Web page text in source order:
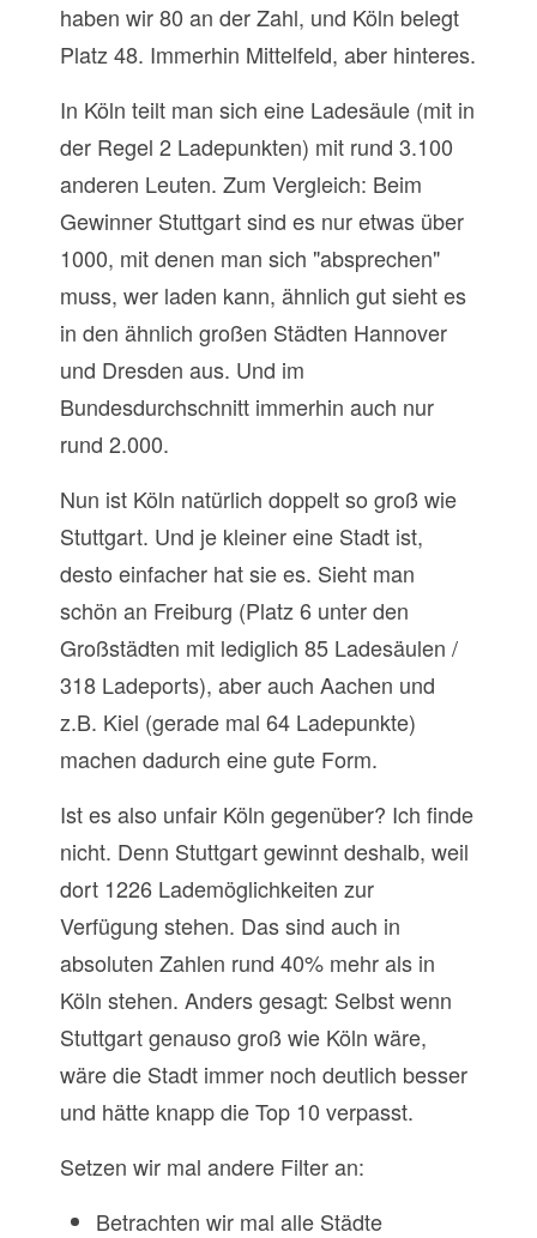
haben wir 80 an der Zahl, und Köln belegt
Platz 48. Immerhin Mittelfeld, aber hinteres.
In Köln teilt man sich eine Ladesäule (mit in
der Regel 2 Ladepunkten) mit rund 3.100
anderen Leuten. Zum Vergleich: Beim
Gewinner Stuttgart sind es nur etwas über
1000, mit denen man sich "absprechen"
muss, wer laden kann, ähnlich gut sieht es
in den ähnlich großen Städten Hannover
und Dresden aus. Und im
Bundesdurchschnitt immerhin auch nur
rund 2.000.
Nun ist Köln natürlich doppelt so groß wie
Stuttgart. Und je kleiner eine Stadt ist,
desto einfacher hat sie es. Sieht man
schön an Freiburg (Platz 6 unter den
Großstädten mit lediglich 85 Ladesäulen /
318 Ladeports), aber auch Aachen und
z.B. Kiel (gerade mal 64 Ladepunkte)
machen dadurch eine gute Form.
Ist es also unfair Köln gegenüber? Ich finde
nicht. Denn Stuttgart gewinnt deshalb, weil
dort 1226 Lademöglichkeiten zur
Verfügung stehen. Das sind auch in
absoluten Zahlen rund 40% mehr als in
Köln stehen. Anders gesagt: Selbst wenn
Stuttgart genauso groß wie Köln wäre,
wäre die Stadt immer noch deutlich besser
und hätte knapp die Top 10 verpasst.
Setzen wir mal andere Filter an:
Betrachten wir mal alle Städte